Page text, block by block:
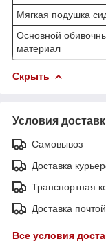
Мягкая подушка
Основной
материал
Скрыть
Условия
Самовывоз
Доставка
Транспортная
Доставка почтой
Все условия